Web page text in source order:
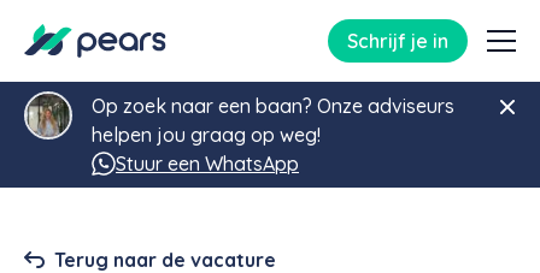
Schrijf je in
Op zoek naar een baan? Onze adviseurs
helpen jou graag op weg!
Stuur een WhatsApp
Terug naar de vacature